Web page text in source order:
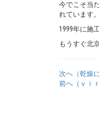
今でこそ当
れています。
1999年に施
もうすぐ北
次へ（乾燥
前へ（ｖｉ